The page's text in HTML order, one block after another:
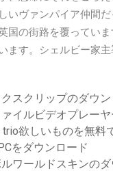
いヴァンパイア仲間
国の街路を覆ってい
ます。シェルビー家
スクリップのダウン
イルビデオプレー
trio欲しいものを無料
をダウンロード
ワールドスキンの